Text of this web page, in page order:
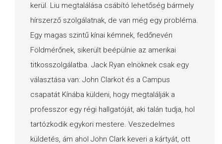
kerül. Liu megtalálása csábító lehetőség bármely
hírszerző szolgálatnak, de van még egy probléma.
Egy magas szintű kínai kémnek, fedőnevén
Földmérőnek, sikerült beépülnie az amerikai
titkosszolgálatba. Jack Ryan elnöknek csak egy
választása van: John Clarkot és a Campus
csapatát Kínába küldeni, hogy megtalálják a
professzor egy régi hallgatóját, aki talán tudja, hol
tartózkodik egykori mestere. Veszedelmes
küldetés, ám ahol John Clark keveri a kártyát, ott